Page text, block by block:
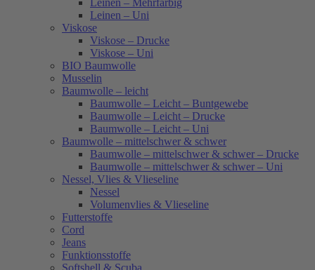
Leinen – Mehrfarbig
Leinen – Uni
Viskose
Viskose – Drucke
Viskose – Uni
BIO Baumwolle
Musselin
Baumwolle – leicht
Baumwolle – Leicht – Buntgewebe
Baumwolle – Leicht – Drucke
Baumwolle – Leicht – Uni
Baumwolle – mittelschwer & schwer
Baumwolle – mittelschwer & schwer – Drucke
Baumwolle – mittelschwer & schwer – Uni
Nessel, Vlies & Vlieseline
Nessel
Volumenvlies & Vlieseline
Futterstoffe
Cord
Jeans
Funktionsstoffe
Softshell & Scuba